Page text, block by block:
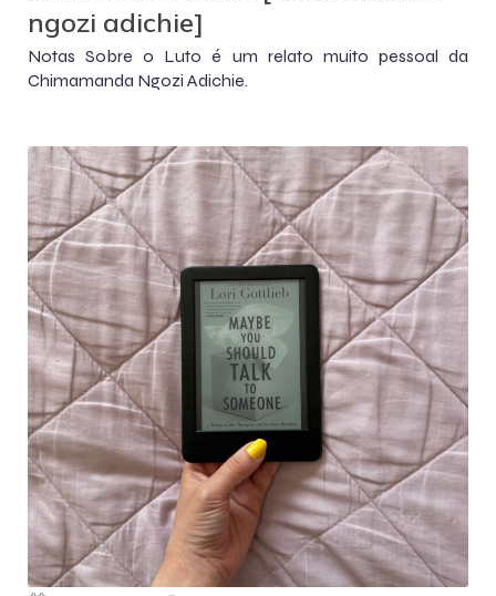
ngozi adichie]
Notas Sobre o Luto é um relato muito pessoal da
Chimamanda Ngozi Adichie.